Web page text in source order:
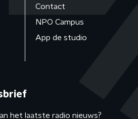
Contact
NPO Campus
App de studio
het laatste radio nieuws?